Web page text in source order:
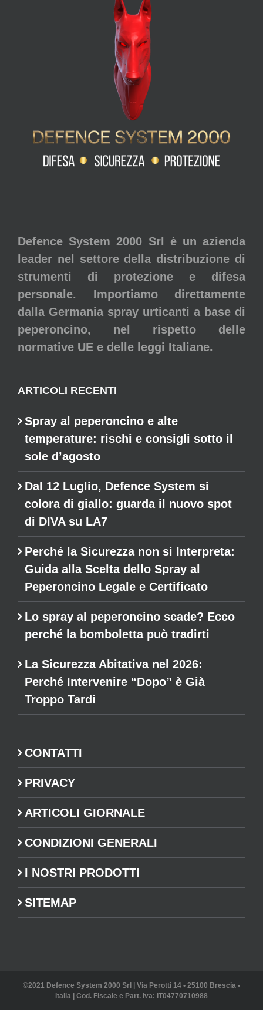
Defence System 2000 Srl è un azienda
leader nel settore della distribuzione di
strumenti di protezione e difesa
personale. Importiamo direttamente
dalla Germania spray urticanti a base di
peperoncino, nel rispetto delle
normative UE e delle leggi Italiane.
ARTICOLI RECENTI
Spray al peperoncino e alte
temperature: rischi e consigli sotto il
sole d’agosto
Dal 12 Luglio, Defence System si
colora di giallo: guarda il nuovo spot
di DIVA su LA7
Perché la Sicurezza non si Interpreta:
Guida alla Scelta dello Spray al
Peperoncino Legale e Certificato
Lo spray al peperoncino scade? Ecco
perché la bomboletta può tradirti
La Sicurezza Abitativa nel 2026:
Perché Intervenire “Dopo” è Già
Troppo Tardi
CONTATTI
PRIVACY
ARTICOLI GIORNALE
CONDIZIONI GENERALI
I NOSTRI PRODOTTI
SITEMAP
©2021 Defence System 2000 Srl | Via Perotti 14 • 25100 Brescia •
Italia | Cod. Fiscale e Part. Iva: IT04770710988